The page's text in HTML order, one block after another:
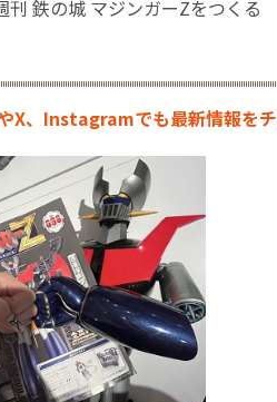
刊 鉄の城 マジンガーZをつくる
X、Instagramでも最新情報をチ